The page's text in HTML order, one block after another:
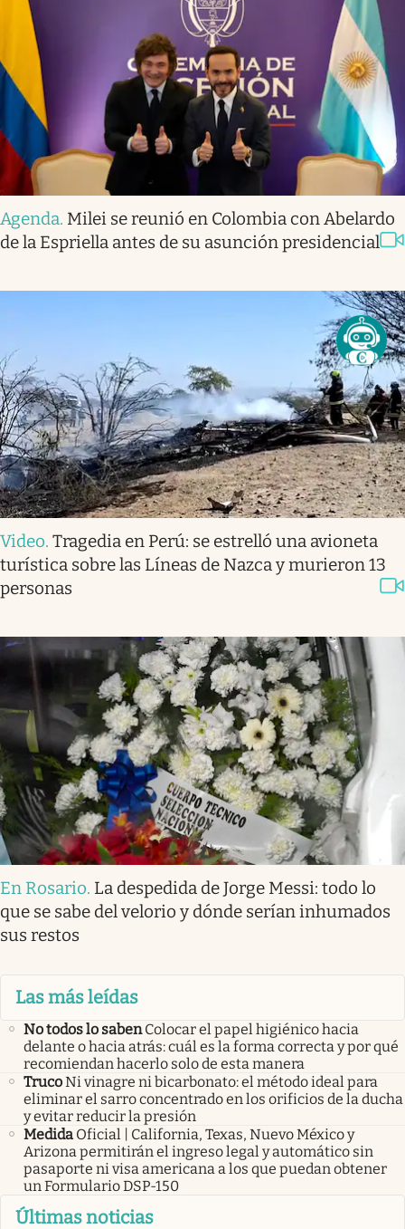
Agenda. Milei se reunió en Colombia con Abelardo
de la Espriella antes de su asunción presidencial
Video. Tragedia en Perú: se estrelló una avioneta
turística sobre las Líneas de Nazca y murieron 13
personas
En Rosario. La despedida de Jorge Messi: todo lo
que se sabe del velorio y dónde serían inhumados
sus restos
Las más leídas
No todos lo saben Colocar el papel higiénico hacia
delante o hacia atrás: cuál es la forma correcta y por qué
recomiendan hacerlo solo de esta manera
TrucoNi vinagre ni bicarbonato: el método ideal para
eliminar el sarro concentrado en los orificios de la ducha
y evitar reducir la presión
Medida Oficial | California, Texas, Nuevo México y
Arizona permitirán el ingreso legal y automático sin
pasaporte ni visa americana a los que puedan obtener
un Formulario DSP-150
Últimas noticias